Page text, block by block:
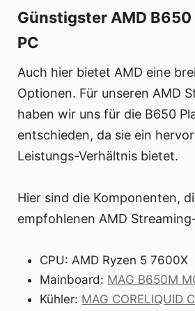
Günstigster AMD
PC
Auch hier bietet AMD eine
Optionen. Für unseren AMD
haben wir uns für die B650
entschieden, da sie ein
Leistungs-Verhältnis bietet.
Hier sind die Komponenten,
empfohlenen AMD
CPU: AMD Ryzen 5 7600X
Mainboard: MAG B650M
Kühler: MAG CORELIQUID